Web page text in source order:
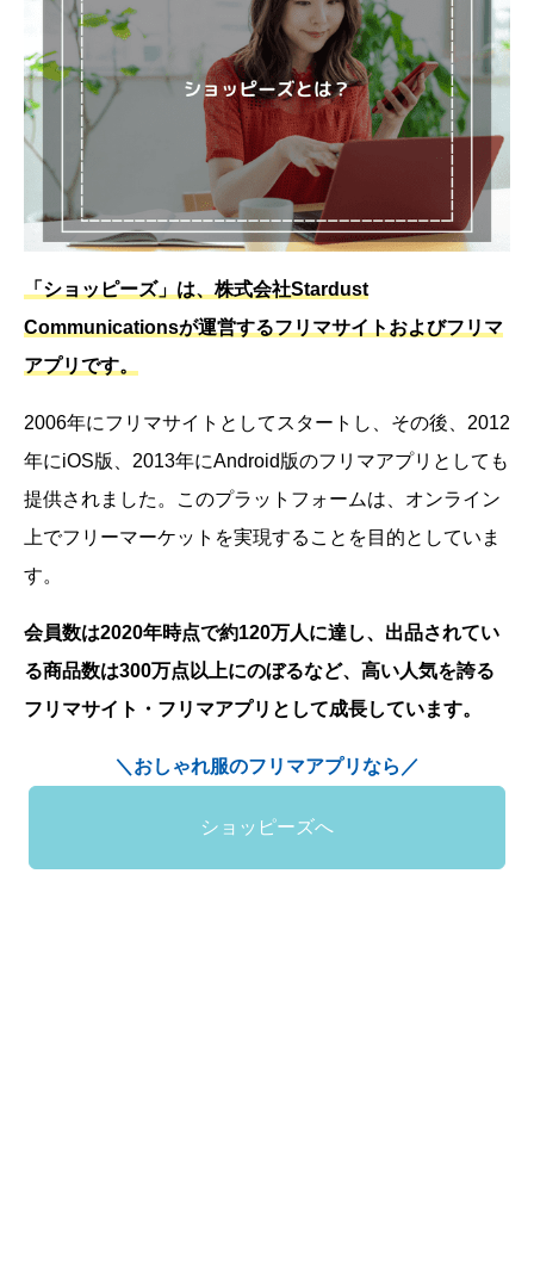
「ショッピーズ」は、株式会社Stardust
Communicationsが運営するフリマサイトおよびフリマ
アプリです。
2006年にフリマサイトとしてスタートし、その後、2012
年にiOS版、2013年にAndroid版のフリマアプリとしても
提供されました。このプラットフォームは、オンライン
上でフリーマーケットを実現することを目的としていま
す。
会員数は2020年時点で約120万人に達し、出品されてい
る商品数は300万点以上にのぼるなど、高い人気を誇る
フリマサイト・フリマアプリとして成長しています。
＼おしゃれ服のフリマアプリなら／
ショッピーズへ